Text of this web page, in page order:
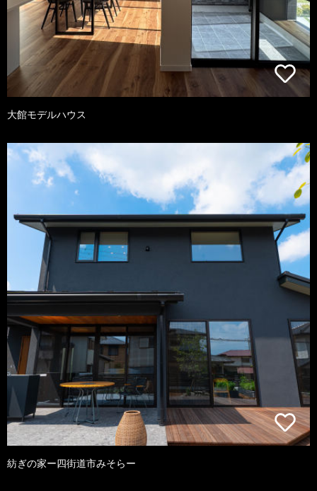
大館モデルハウス
紡ぎの家ー四街道市みそらー